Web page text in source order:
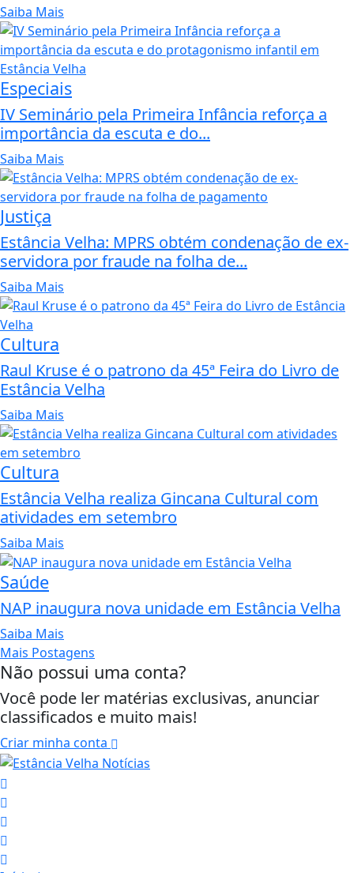
Saiba Mais
Especiais
IV Seminário pela Primeira Infância reforça a
importância da escuta e do...
Saiba Mais
Justiça
Estância Velha: MPRS obtém condenação de ex-
servidora por fraude na folha de...
Saiba Mais
Cultura
Raul Kruse é o patrono da 45ª Feira do Livro de
Estância Velha
Saiba Mais
Cultura
Estância Velha realiza Gincana Cultural com
atividades em setembro
Saiba Mais
Saúde
NAP inaugura nova unidade em Estância Velha
Saiba Mais
Mais Postagens
Não possui uma conta?
Você pode ler matérias exclusivas, anunciar
classificados e muito mais!
Criar minha conta